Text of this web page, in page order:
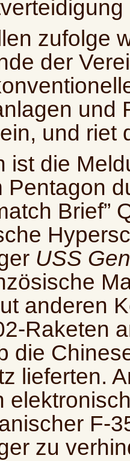
zufolge
der
und
und riet
ist die
Pentagon
Brief”
USS
anderen
Raketen
die
lieferten.
F-
zu